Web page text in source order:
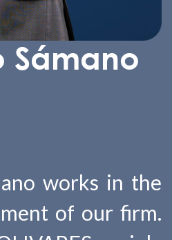
Sámano
works in the
of our firm.